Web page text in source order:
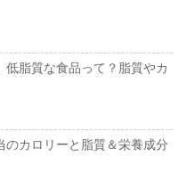
低脂質な食品って？脂質やカ
のカロリーと脂質＆栄養成分